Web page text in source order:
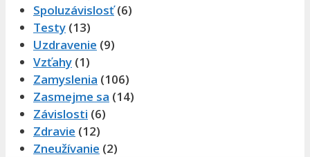
Spoluzávislosť(6)
Testy (13)
Uzdravenie (9)
Vzťahy (1)
Zamyslenia (106)
Zasmejme sa (14)
Závislosti (6)
Zdravie (12)
Zneužívanie (2)